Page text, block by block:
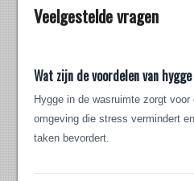
Veelgestelde vragen
Wat zijn de voordelen van
Hygge in de wasruimte zorgt
omgeving die stress vermindert
taken bevordert.